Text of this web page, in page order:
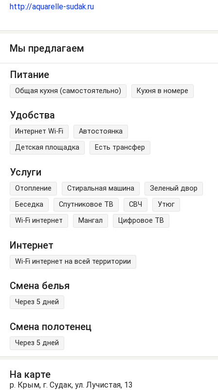
http://aquarelle-sudak.ru
Мы предлагаем
Питание
Общая кухня (самостоятельно) Кухня в номере
Удобства
Интернет Wi-Fi
Автостоянка
Детская площадка
Есть трансфер
Услуги
Отопление Стиральная машина
Зеленый двор
Беседка
Спутниковое ТВ СВЧ
Утюг
Wi-Fi интернет
Мангал Цифровое ТВ
Интернет
Wi-Fi интернет на всей территории
Смена белья
Через 5 дней
Смена полотенец
Через 5 дней
На карте
р. Крым, г. Судак, ул. Лучистая, 13